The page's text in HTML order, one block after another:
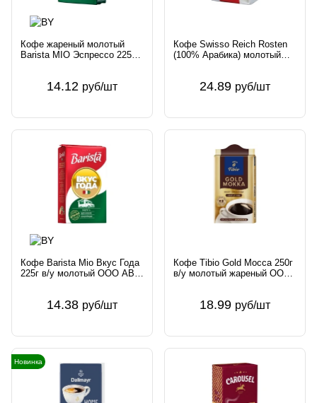
Кофе жареный молотый
Barista MIO Эспрессо 225г
14.12 руб/шт
Кофе Swisso Reich Rosten
(100% Арабика) молотый
24.89 руб/шт
Кофе Barista Mio Вкус Года
225г в/у молотый ООО АВД
14.38 руб/шт
Кофе Tibio Gold Mocca 250г
в/у молотый жареный ООО
18.99 руб/шт
Новинка